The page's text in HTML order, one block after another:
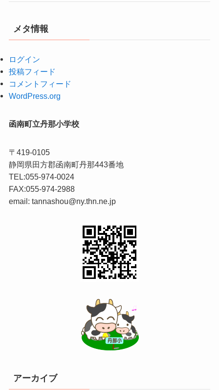
メタ情報
ログイン
投稿フィード
コメントフィード
WordPress.org
函南町立丹那小学校
〒419-0105
静岡県田方郡函南町丹那443番地
TEL:055-974-0024
FAX:055-974-2988
email: tannashou@ny.thn.ne.jp
アーカイブ